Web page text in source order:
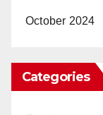
October 2024
Categories